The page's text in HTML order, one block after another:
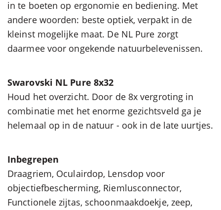
in te boeten op ergonomie en bediening. Met
andere woorden: beste optiek, verpakt in de
kleinst mogelijke maat. De NL Pure zorgt
daarmee voor ongekende natuurbelevenissen.
Swarovski NL Pure 8x32
Houd het overzicht. Door de 8x vergroting in
combinatie met het enorme gezichtsveld ga je
helemaal op in de natuur - ook in de late uurtjes.
Inbegrepen
Draagriem, Oculairdop, Lensdop voor
objectiefbescherming, Riemlusconnector,
Functionele zijtas, schoonmaakdoekje, zeep,